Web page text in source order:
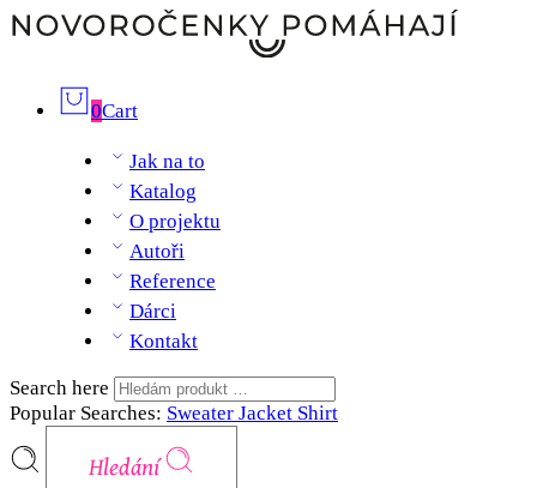
0Cart
Jak na to
Katalog
O projektu
Autoři
Reference
Dárci
Kontakt
Search here
Popular Searches: Sweater Jacket Shirt
Hledání